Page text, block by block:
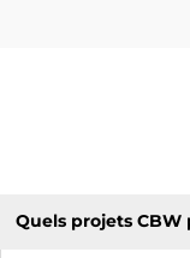
Quels projets CBW